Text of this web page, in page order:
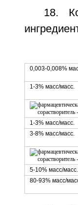
18.
0,003-0,008%
1-3% масс/масс.
1-3% масс/масс.
3-8% масс/масс.
5-10% масс/масс.
80-93% масс/